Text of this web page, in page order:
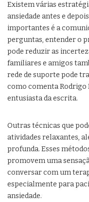
Existem várias
ansiedade antes e
importantes é a
perguntas, entender o
pode reduzir as
familiares e amigos
rede de suporte pode
como comenta Rodrigo
entusiasta da escrita.
Outras técnicas que
atividades relaxantes,
profunda. Esses
promovem uma
conversar com um
especialmente para
ansiedade.